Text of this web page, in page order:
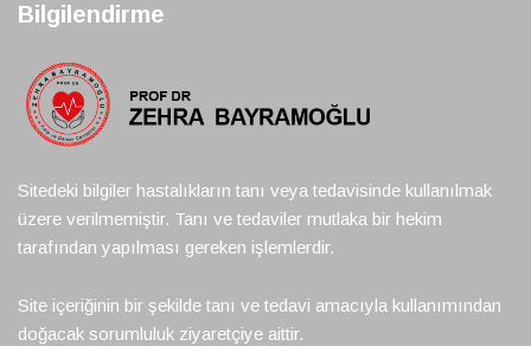
Bilgilendirme
Sitedeki bilgiler hastalıkların tanı veya tedavisinde kullanılmak
üzere verilmemiştir. Tanı ve tedaviler mutlaka bir hekim
tarafından yapılması gereken işlemlerdir.
Site içeriğinin bir şekilde tanı ve tedavi amacıyla kullanımından
doğacak sorumluluk ziyaretçiye aittir.